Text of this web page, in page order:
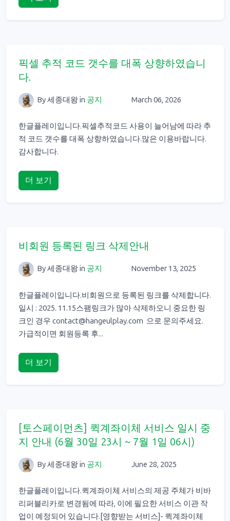
픽셀 추적 코드 갯수를 대폭 상향하였습니
다.
By 세종대왕in 공지 March 06, 2026
한글플레이입니다.픽셀추적코드 사용이 늘어남에 따라 추
적 코드 갯수를 대폭 상향하였습니다.많은 이용바랍니다.
감사합니다.
더 보기
비회원 등록된 링크 삭제안내
By 세종대왕in 공지 November 13, 2025
한글플레이입니다.비회원으로 등록된 링크를 삭제합니다.
일시 : 2025. 11.15스팸링크가 많아 삭제하오니 중요한 링
크인 경우 contact@hangeulplay.com 으로 문의주세요.
가급적이면 회원등록 후...
더 보기
[토스페이먼츠] 퀵계좌이체 서비스 일시 중
지 안내 (6월 30일 23시 ~ 7월 1일 06시)
By 세종대왕in 공지 June 28, 2025
한글플레이입니다.퀵계좌이체 서비스의 제공 주체가 비바
리퍼블리카로 변경됨에 따라, 이에 필요한 서비스 이관 작
업이 예정되어 있습니다.[영향받는 서비스]- 퀵계좌이체